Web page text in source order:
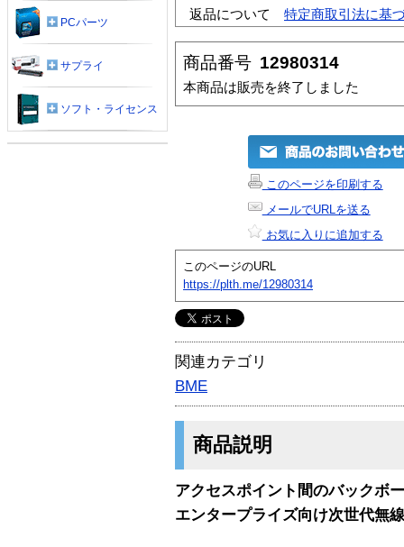
返品について
特定商取引法に基
商品番号 12980314
本商品は販売を終了しました
このページを印刷する
メールでURLを送る
お気に入りに追加する
このページのURL
https://plth.me/12980314
関連カテゴリ
BME
商品説明
アクセスポイント間のバックボ
エンタープライズ向け次世代
PCパーツ
サプライ
ソフト・ライセンス